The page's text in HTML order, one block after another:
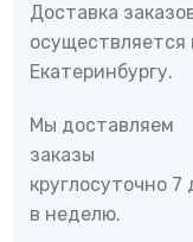
Доставка
осуществляется
Екатеринбургу.
Мы доставляем
заказы
круглосуточно 7
в неделю.